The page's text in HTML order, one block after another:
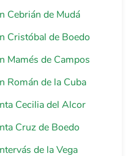
Cebrián de Mudá
Cristóbal de Boedo
Mamés de Campos
Román de la Cuba
Cecilia del Alcor
Cruz de Boedo
de la Vega